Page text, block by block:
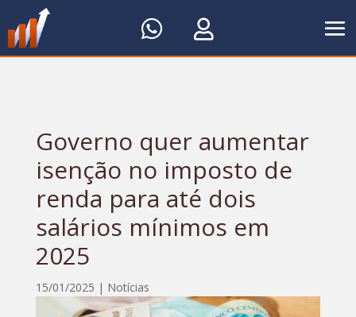
 
Governo quer aumentar
isenção no imposto de
renda para até dois
salários mínimos em
2025
15/01/2025 | Notícias